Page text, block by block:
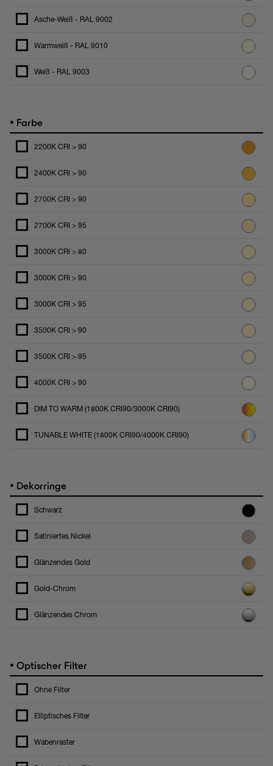
Asche-Weiß - RAL 9002
Warmweiß - RAL 9010
Weiß - RAL 9003
• Farbe
2200K CRI > 90
2400K CRI > 90
2700K CRI > 90
2700K CRI > 95
3000K CRI > 80
3000K CRI > 90
3000K CRI > 95
3500K CRI > 90
3500K CRI > 95
4000K CRI > 90
DIM TO WARM (1800K CRI90/3000K CRI90)
TUNABLE WHITE (1800K CRI90/4000K CRI90)
• Dekorringe
Schwarz
Satiniertes Nickel
Glänzendes Gold
Gold-Chrom
Glänzendes Chrom
• Optischer Filter
Ohne Filter
Elliptisches Filter
Wabenraster